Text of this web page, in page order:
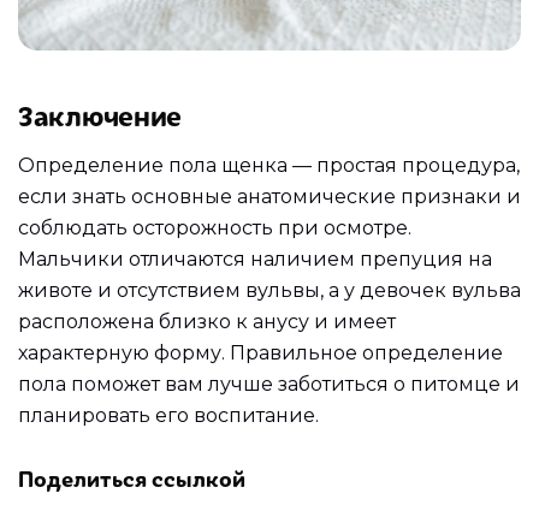
Заключение
Определение пола щенка — простая процедура,
если знать основные анатомические признаки и
соблюдать осторожность при осмотре.
Мальчики отличаются наличием препуция на
животе и отсутствием вульвы, а у девочек вульва
расположена близко к анусу и имеет
характерную форму. Правильное определение
пола поможет вам лучше заботиться о питомце и
планировать его воспитание.
Поделиться ссылкой